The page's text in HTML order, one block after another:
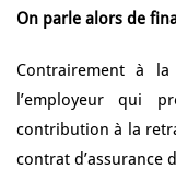
On parle alors de
Contrairement à la
l’employeur qui
contribution à la
contrat d’assurance